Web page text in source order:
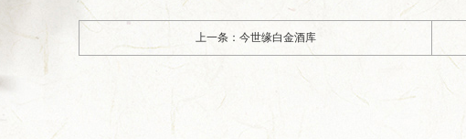
上一条：今世缘白金酒库